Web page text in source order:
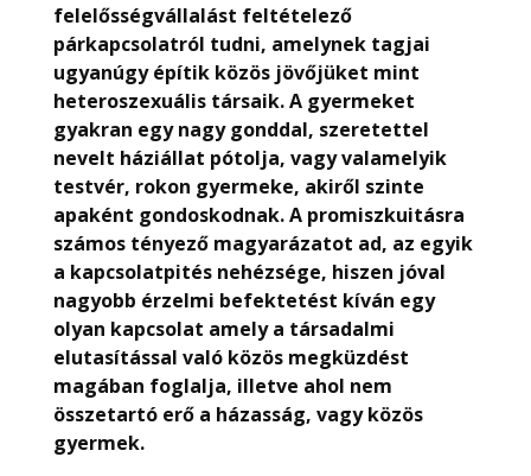
felelősségvállalást feltételező
párkapcsolatról tudni, amelynek tagjai
ugyanúgy építik közös jövőjüket mint
heteroszexuális társaik. A gyermeket
gyakran egy nagy gonddal, szeretettel
nevelt háziállat pótolja, vagy valamelyik
testvér, rokon gyermeke, akiről szinte
apaként gondoskodnak. A promiszkuitásra
számos tényező magyarázatot ad, az egyik
a kapcsolatpités nehézsége, hiszen jóval
nagyobb érzelmi befektetést kíván egy
olyan kapcsolat amely a társadalmi
elutasítással való közös megküzdést
magában foglalja, illetve ahol nem
összetartó erő a házasság, vagy közös
gyermek.